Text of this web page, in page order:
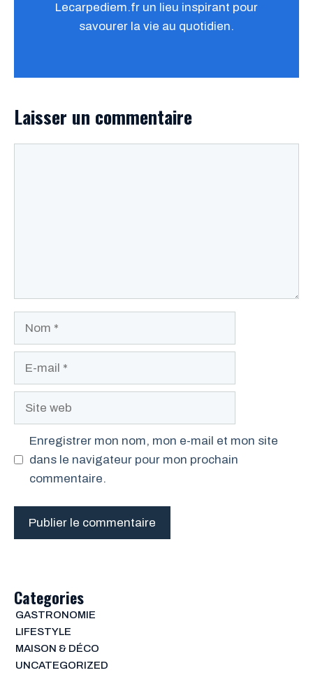
Lecarpediem.fr un lieu inspirant pour
savourer la vie au quotidien.
Laisser un commentaire
Site
Enregistrer mon nom, mon e-mail et mon site
dans le navigateur pour mon prochain
commentaire.
Categories
GASTRONOMIE
LIFESTYLE
MAISON & DÉCO
UNCATEGORIZED